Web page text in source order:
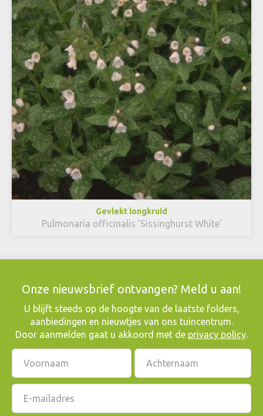
Gevlekt longkruid
Pulmonaria officinalis 'Sissinghurst White'
Onze nieuwsbrief ontvangen? Meld u aan!
​U blijft steeds op de hoogte van de laatste folders,
aanbiedingen en nieuwtjes van ons tuincentrum.
Door aanmelden gaat u akkoord met de privacy policy.